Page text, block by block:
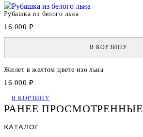
Рубашка из белого льна
16 000 ₽
В КОРЗИНУ
Жилет в желтом цвете изо льна
16 000 ₽
В КОРЗИНУ
РАНЕЕ ПРОСМОТРЕННЫЕ
КАТАЛОГ